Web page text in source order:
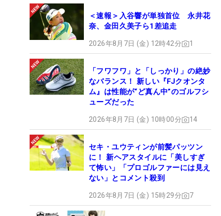
＜速報＞入谷響が単独首位 永井花
奈、金田久美子ら1差追走
2026年8月7日 (金) 12時42分 1
「フワフワ」と「しっかり」の絶妙
なバランス！ 新しい『FJクオンタ
ム』は性能が“ど真ん中”のゴルフシ
ューズだった
2026年8月7日 (金) 10時00分 14
セキ・ユウティンが前髪パッツン
に！ 新ヘアスタイルに「美しすぎ
て怖い」「プロゴルファーには見え
ない」とコメント殺到
2026年8月7日 (金) 15時29分 7